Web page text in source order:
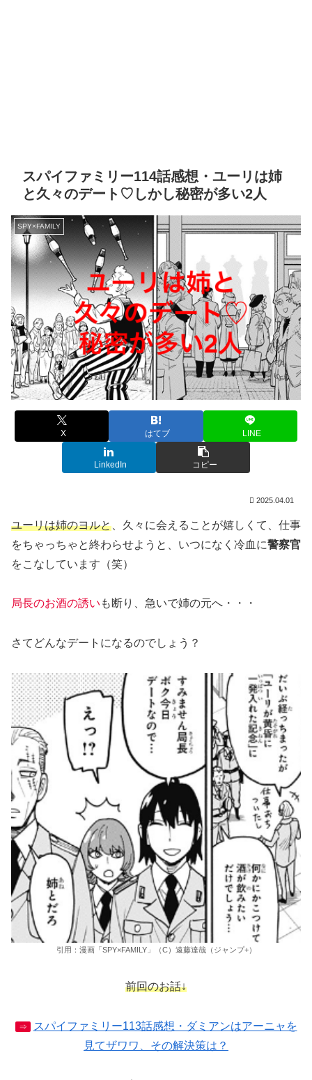
スパイファミリー114話感想・ユーリは姉
と久々のデート♡しかし秘密が多い2人
SPY×FAMILY
X はてブ LINE
LinkedIn コピー
2025.04.01
ユーリは姉のヨルと 、久々に会えることが嬉しくて、仕事
をちゃっちゃと終わらせようと、いつになく冷血に警察官
をこなしています（笑）
局長のお酒の誘い も断り、急いで姉の元へ・・・
さてどんなデートになるのでしょう？
引用：漫画「SPY×FAMILY」（C）遠藤達哉（ジャンプ+）
前回のお話↓
⇒
スパイファミリー113話感想・ダミアンはアーニャを
見てザワワ、その解決策は？